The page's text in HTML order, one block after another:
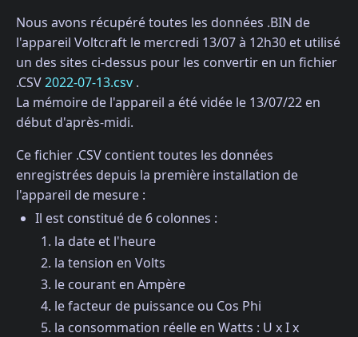
Nous avons récupéré toutes les données .BIN de
l'appareil Voltcraft le mercredi 13/07 à 12h30 et utilisé
un des sites ci-dessus pour les convertir en un fichier
.CSV2022-07-13.csv .
La mémoire de l'appareil a été vidée le 13/07/22 en
début d'après-midi.
Ce fichier .CSV contient toutes les données
enregistrées depuis la première installation de
l'appareil de mesure :
Il est constitué de 6 colonnes :
la date et l'heure
la tension en Volts
le courant en Ampère
le facteur de puissance ou Cos Phi
la consommation réelle en Watts : U x I x